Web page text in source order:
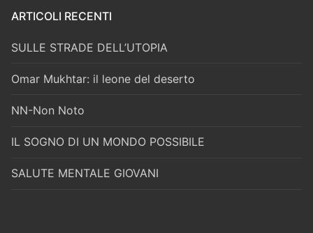
ARTICOLI RECENTI
SULLE STRADE DELL’UTOPIA
Omar Mukhtar: il leone del deserto
NN-Non Noto
IL SOGNO DI UN MONDO POSSIBILE
SALUTE MENTALE GIOVANI